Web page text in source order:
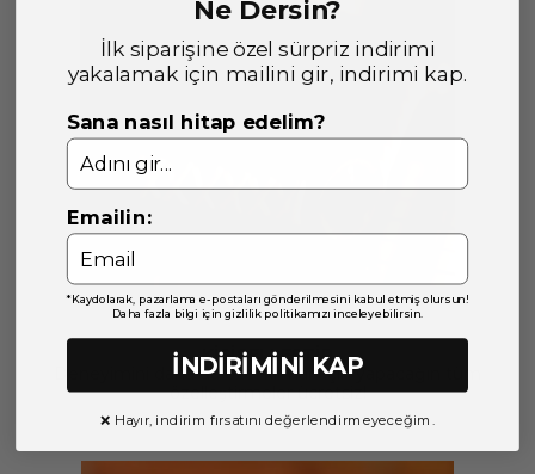
KİŞİSELLEŞTİR
Deneyimini daha da özel kılman için yapacağın tüm
özelleştirmeler ücretsiz!
Ne Dersin?
İlk siparişine özel sürpriz indirimi
yakalamak için mailini gir, indirimi kap.
Sana nasıl hitap edelim?
Emailin:
*Kaydolarak, pazarlama e-postaları gönderilmesini kabul etmiş olursun!
Daha fazla bilgi için gizlilik politikamızı inceleyebilirsin.
İNDİRİMİNİ KAP
❌ Hayır, indirim fırsatını değerlendirmeyeceğim.